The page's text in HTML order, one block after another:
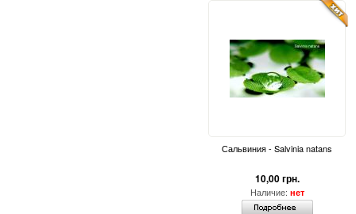
Сальвиния - Salvinia natans
10,00 грн.
Наличие: нет